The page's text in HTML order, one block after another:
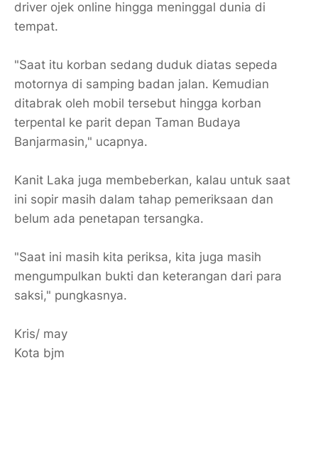
driver ojek online hingga meninggal dunia di
tempat.
"Saat itu korban sedang duduk diatas sepeda
motornya di samping badan jalan. Kemudian
ditabrak oleh mobil tersebut hingga korban
terpental ke parit depan Taman Budaya
Banjarmasin," ucapnya.
Kanit Laka juga membeberkan, kalau untuk saat
ini sopir masih dalam tahap pemeriksaan dan
belum ada penetapan tersangka.
"Saat ini masih kita periksa, kita juga masih
mengumpulkan bukti dan keterangan dari para
saksi," pungkasnya.
Kris/ may
Kota bjm